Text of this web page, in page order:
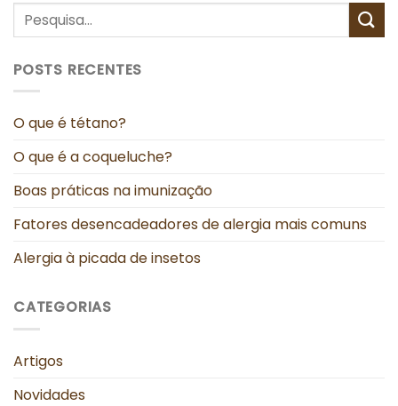
POSTS RECENTES
O que é tétano?
O que é a coqueluche?
Boas práticas na imunização
Fatores desencadeadores de alergia mais comuns
Alergia à picada de insetos
CATEGORIAS
Artigos
Novidades